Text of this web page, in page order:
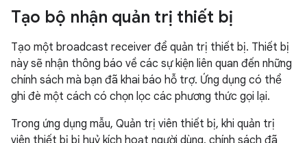
Tạo bộ nhận quản trị thiết bị
Tạo một broadcast receiver để quản trị thiết bị. Thiết bị
này sẽ nhận thông báo về các sự kiện liên quan đến những
chính sách mà bạn đã khai báo hỗ trợ. Ứng dụng có thể
ghi đè một cách có chọn lọc các phương thức gọi lại.
Trong ứng dụng mẫu, Quản trị viên thiết bị, khi quản trị
viên thiết bị bị huỷ kích hoạt người dùng, chính sách đã